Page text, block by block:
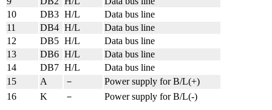
10
DB3 H/L
Data bus line
11
DB4 H/L
Data bus line
12
DB5 H/L
Data bus line
13
DB6 H/L
Data bus line
14
DB7 H/L
Data bus line
15
A －
Power supply for B/L(+)
16
K － Power supply for B/L(-)